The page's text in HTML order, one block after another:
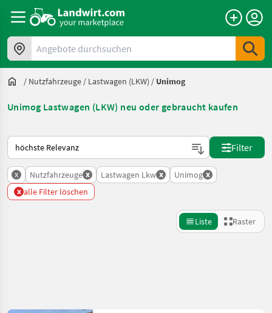
Angebote durchsuchen
/ Nutzfahrzeuge / Lastwagen (LKW) / Unimog
Unimog Lastwagen (LKW) neu oder gebraucht kaufen
So wird auf Landwirt.com sortiert
Filter
x Nutzfahrzeuge x Lastwagen Lkw x Unimog x
x alle Filter löschen
Liste Raster